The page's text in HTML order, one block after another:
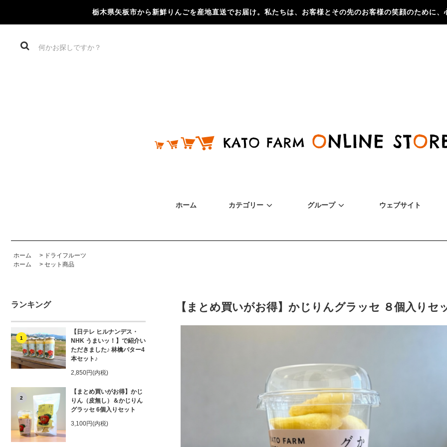
栃木県矢板市から新鮮りんごを産地直送でお届け。私たちは、お客様とその先のお客様の笑顔のために
ホーム カテゴリー グループ ウェブサイト
ホーム > ドライフルーツ
ホーム
> セット商品
ランキング
1
【日テレ ヒルナンデス・
NHK うまいッ！】で紹介い
ただきました♪ 林檎バター4
本セット♪
2,850円(内税)
2
【まとめ買いがお得】かじ
りん（皮無し）＆かじりん
グラッセ 6個入りセット
3,100円(内税)
【まとめ買いがお得】かじりんグラッセ ８個入りセ